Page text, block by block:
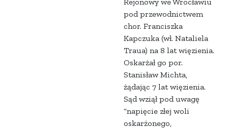
pod przewodnictwem
chor. Franciszka
Kapczuka (wł. Nataliela
Traua) na 8 lat więzienia.
Oskarżał go por.
Stanisław Michta,
żądając 7 lat więzienia.
Sąd wziął pod uwagę
“napięcie złej woli
oskarżonego,